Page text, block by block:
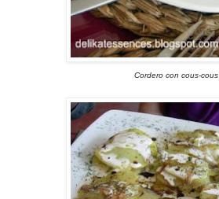
Cordero con cous-cous